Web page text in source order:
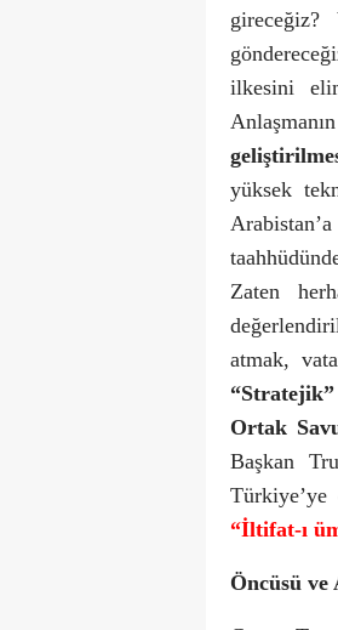
ilkesini
yüksek
Zaten
atmak,
Ortak
Başkan
Türkiye’ye
“İltifat-ı
Öncüsü ve